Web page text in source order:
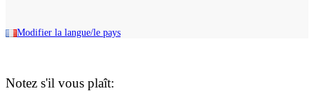
Modifier la langue/le pays
Notez s'il vous plaît: